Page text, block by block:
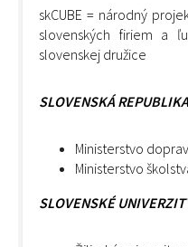
skCUBE = národný
slovenských firiem a
slovenskej družice
SLOVENSKÁ
Ministerstvo
Ministerstvo
SLOVENSKÉ